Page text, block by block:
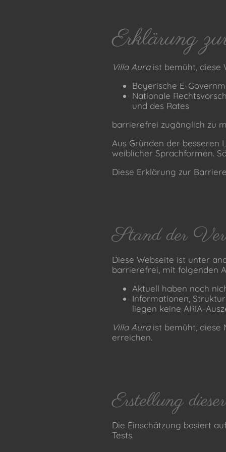
Erklärung
Villa Auraist bemüht, diese
Bayerische E-
Nationale
und des Rates
barrierefrei zugänglich zu
Aus Gründen der besseren
weiblicher Sprachformen.
Diese Erklärung zur
Stand der
Diese Webseite ist unter
barrierefrei, mit folgenden
Aktuell haben noch
Informationen,
liegen keine ARIA-
Villa Auraist bemüht, diese
erreichen.
Erstellung
Die Einschätzung basiert
Tests.